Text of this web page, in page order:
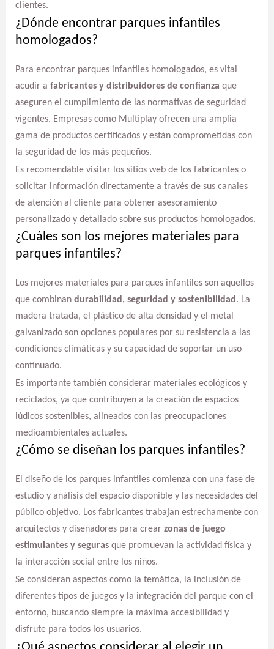
clientes.
¿Dónde encontrar parques infantiles
homologados?
Para encontrar parques infantiles homologados, es vital
acudir a fabricantes y distribuidores de confianza que
aseguren el cumplimiento de las normativas de seguridad
vigentes. Empresas como Multiplay ofrecen una amplia
gama de productos certificados y están comprometidas con
la seguridad de los más pequeños.
Es recomendable visitar los sitios web de los fabricantes o
solicitar información directamente a través de sus canales
de atención al cliente para obtener asesoramiento
personalizado y detallado sobre sus productos homologados.
¿Cuáles son los mejores materiales para
parques infantiles?
Los mejores materiales para parques infantiles son aquellos
que combinan durabilidad, seguridad y sostenibilidad . La
madera tratada, el plástico de alta densidad y el metal
galvanizado son opciones populares por su resistencia a las
condiciones climáticas y su capacidad de soportar un uso
continuado.
Es importante también considerar materiales ecológicos y
reciclados, ya que contribuyen a la creación de espacios
lúdicos sostenibles, alineados con las preocupaciones
medioambientales actuales.
¿Cómo se diseñan los parques infantiles?
El diseño de los parques infantiles comienza con una fase de
estudio y análisis del espacio disponible y las necesidades del
público objetivo. Los fabricantes trabajan estrechamente con
arquitectos y diseñadores para crear zonas de juego
estimulantes y segurasque promuevan la actividad física y
la interacción social entre los niños.
Se consideran aspectos como la temática, la inclusión de
diferentes tipos de juegos y la integración del parque con el
entorno, buscando siempre la máxima accesibilidad y
disfrute para todos los usuarios.